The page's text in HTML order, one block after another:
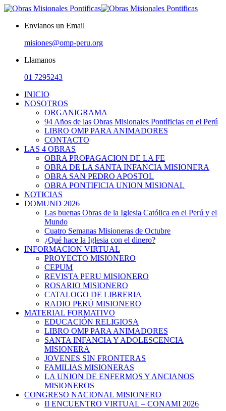
Envianos un Email
misiones@omp-peru.org
Llamanos
01 7295243
INICIO
NOSOTROS
ORGANIGRAMA
94 Años de las Obras Misionales Pontificias en el Perú
LIBRO OMP PARA ANIMADORES
CONTACTO
LAS 4 OBRAS
OBRA PROPAGACION DE LA FE
OBRA DE LA SANTA INFANCIA MISIONERA
OBRA SAN PEDRO APOSTOL
OBRA PONTIFICIA UNION MISIONAL
NOTICIAS
DOMUND 2026
Las buenas Obras de la Iglesia Católica en el Perú y el
Mundo
Cuatro Semanas Misioneras de Octubre
¿Qué hace la Iglesia con el dinero?
INFORMACION VIRTUAL
PROYECTO MISIONERO
CEPUM
REVISTA PERU MISIONERO
ROSARIO MISIONERO
CATALOGO DE LIBRERIA
RADIO PERÚ MISIONERO
MATERIAL FORMATIVO
EDUCACIÓN RELIGIOSA
LIBRO OMP PARA ANIMADORES
SANTA INFANCIA Y ADOLESCENCIA
MISIONERA
JOVENES SIN FRONTERAS
FAMILIAS MISIONERAS
LA UNION DE ENFERMOS Y ANCIANOS
MISIONEROS
CONGRESO NACIONAL MISIONERO
II ENCUENTRO VIRTUAL – CONAMI 2026